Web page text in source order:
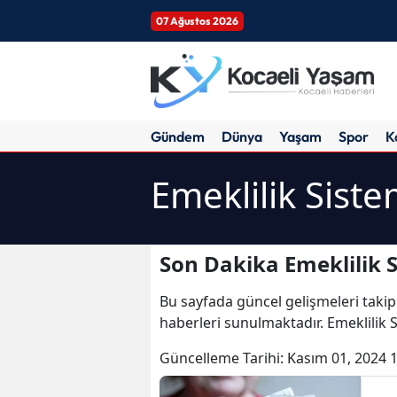
07 Ağustos 2026
Gündem Dünya Yaşam Spor
Emeklilik
Son Dakika Emeklilik
Bu sayfada güncel gelişmeleri
haberleri sunulmaktadır. Emeklilik
Güncelleme Tarihi: Kasım 01, 2024